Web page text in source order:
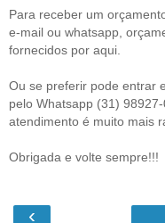
Para receber um
e-mail ou whatsapp,
fornecidos por aqui.
Ou se preferir pode entrar
pelo Whatsapp (31)
atendimento é muito mais
Obrigada e volte sempre!!!
‹